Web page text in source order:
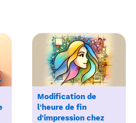
Modification de
l'heure de fin
d'impression chez